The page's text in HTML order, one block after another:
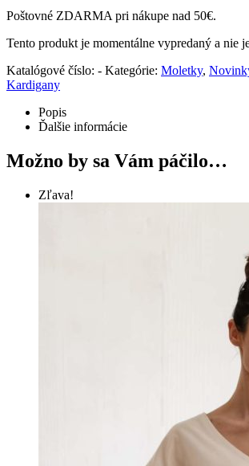
Poštovné ZDARMA pri nákupe nad 50€.
Tento produkt je momentálne vypredaný a nie
Katalógové číslo: - Kategórie: Moletky,
Kardigany
Popis
Ďalšie informácie
Možno by sa Vám páčilo…
Zľava!